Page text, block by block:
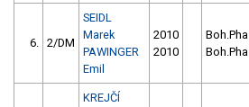
6. 2/DM
SEIDL
Marek
PAWINGER
Emil
2010
2010
Boh.Pha
Boh.Pha
KREJČÍ